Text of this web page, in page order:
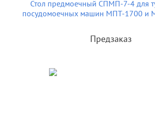
Стол предмоечный СПМП-7-4 для
посудомоечных машин МПТ-1700 и
Предзаказ